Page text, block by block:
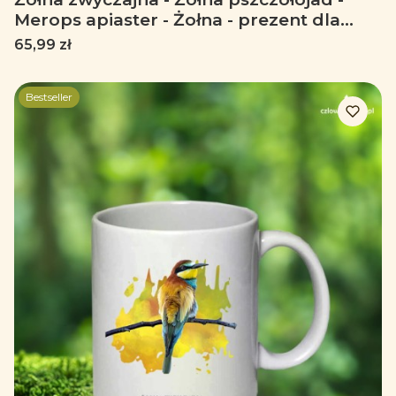
Merops apiaster - Żołna - prezent dla
ornitologa – Prezent dla przyrodnika -
Cena
65,99 zł
Bestseller